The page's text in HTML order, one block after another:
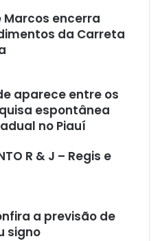
Marcos encerra
da Carreta
aparece entre os
espontânea
no Piauí
R & J – Regis e
a previsão de
signo